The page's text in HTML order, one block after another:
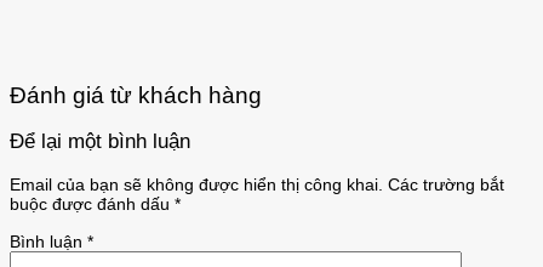
Đánh giá từ khách hàng
Để lại một bình luận
Email của bạn sẽ không được hiển thị công khai. Các trường bắt
buộc được đánh dấu *
Bình luận *